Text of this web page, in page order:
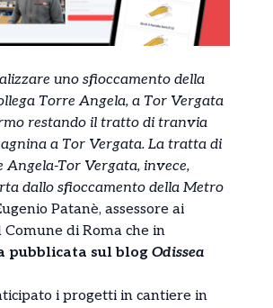
uno sfioccamento della
Torre Angela, a Tor Vergata
restando il tratto di tranvia
a Tor Vergata. La tratta di
Tor Vergata, invece,
dallo sfioccamento della Metro
Patanè, assessore ai
di Roma che in
pubblicata sul blog Odissea
i progetti in cantiere in